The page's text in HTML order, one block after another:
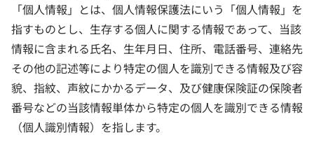
「個人情報」とは、個人情報保護法にいう「個人情報」を
指すものとし、生存する個人に関する情報であって、当該
情報に含まれる氏名、生年月日、住所、電話番号、連絡先
その他の記述等により特定の個人を識別できる情報及び容
貌、指紋、声紋にかかるデータ、及び健康保険証の保険者
番号などの当該情報単体から特定の個人を識別できる情報
（個人識別情報）を指します。